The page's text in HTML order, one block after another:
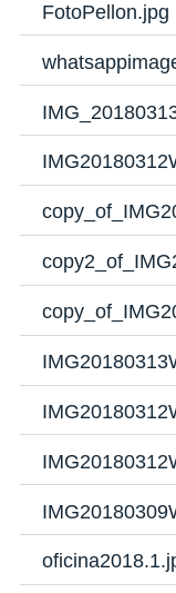
FotoPellon.jpg